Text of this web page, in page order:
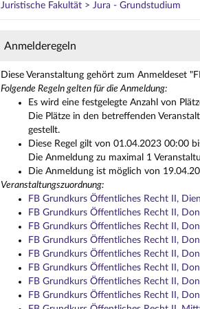
Juristische Fakultät > Jura - Grundstudium
Anmelderegeln
Diese Veranstaltung gehört zum Anmeldeset
Folgende Regeln gelten für die Anmeldung:
Es wird eine festgelegte Anzahl von
Die Plätze in den betreffenden
gestellt.
Diese Regel gilt von 01.04.2023 00:00
Die Anmeldung zu maximal 1
Die Anmeldung ist möglich von
Veranstaltungszuordnung:
FB Grundkurs Öffentliches Recht II,
FB Grundkurs Öffentliches Recht II,
FB Grundkurs Öffentliches Recht II,
FB Grundkurs Öffentliches Recht II,
FB Grundkurs Öffentliches Recht II,
FB Grundkurs Öffentliches Recht II,
FB Grundkurs Öffentliches Recht II,
FB Grundkurs Öffentliches Recht II,